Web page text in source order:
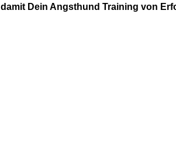
Dein Angsthund Training von